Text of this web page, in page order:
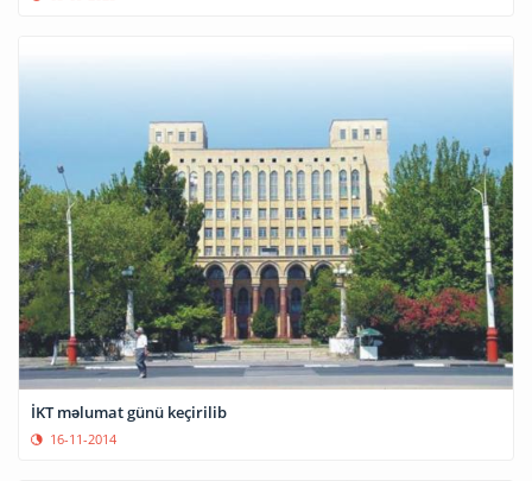
İKT məlumat günü keçirilib
16-11-2014